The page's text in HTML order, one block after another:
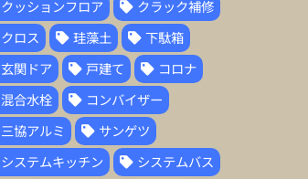
クッションフロア
クラック補修
クロス
珪藻土
下駄箱
玄関ドア
戸建て
コロナ
混合水栓
コンバイザー
三協アルミ
サンゲツ
システムキッチン
システムバス